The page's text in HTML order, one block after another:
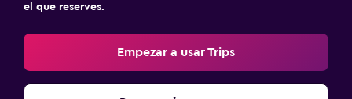
el que reserves.
Empezar a usar Trips